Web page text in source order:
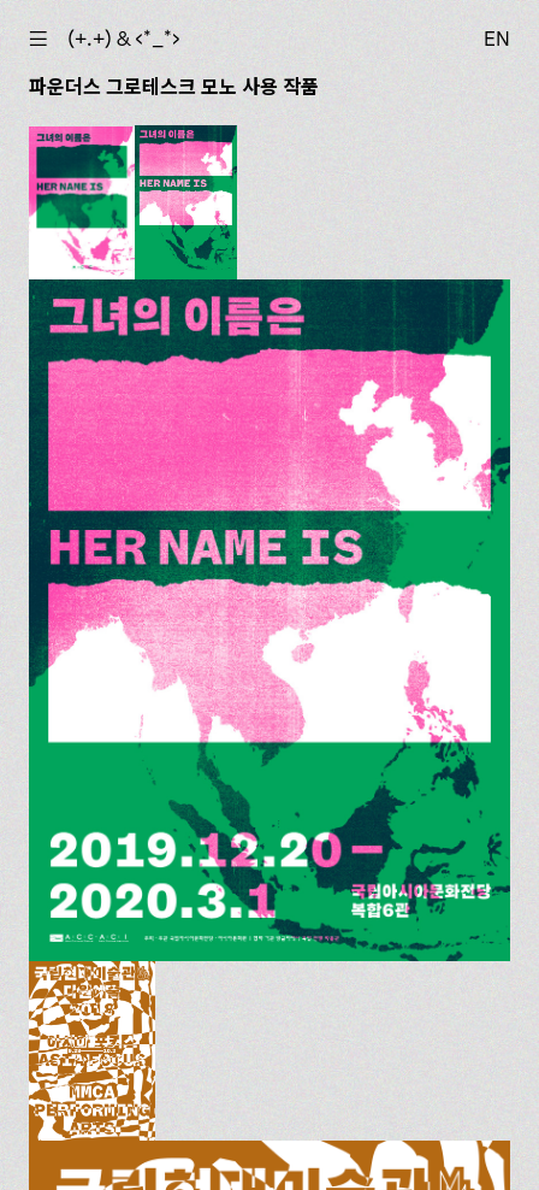
☰ (+.+) & ‹*_*›
EN
파운더스 그로테스크 모노 사용 작품